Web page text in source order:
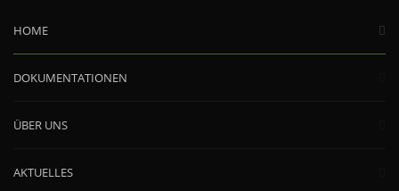
HOME
DOKUMENTATIONEN
ÜBER UNS
AKTUELLES